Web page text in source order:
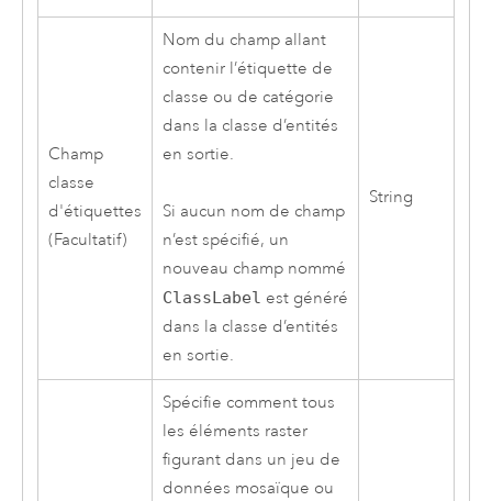
Champ
classe
d'étiquettes
(Facultatif)
Nom du champ allant
contenir l’étiquette de
classe ou de catégorie
dans la classe d’entités
en sortie.
Si aucun nom de champ
n’est spécifié, un
nouveau champ nommé
ClassLabel est généré
dans la classe d’entités
en sortie.
String
Spécifie comment tous
les éléments raster
figurant dans un jeu de
données mosaïque ou